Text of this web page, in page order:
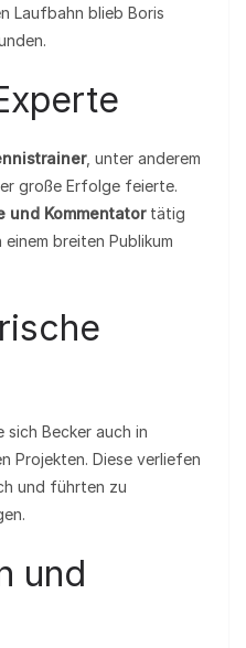
Laufbahn blieb Boris
, unter anderem
große Erfolge feierte.
und Kommentatortätig
breiten Publikum
Becker auch in
Projekten. Diese verliefen
und führten zu
und